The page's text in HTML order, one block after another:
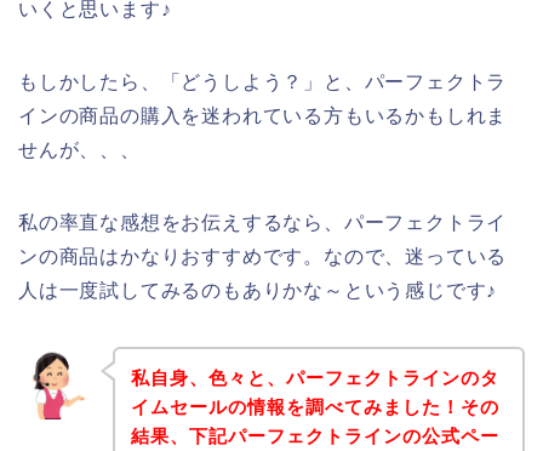
いくと思います♪
もしかしたら、「どうしよう？」と、パーフェクトラ
インの商品の購入を迷われている方もいるかもしれま
せんが、、、
私の率直な感想をお伝えするなら、パーフェクトライ
ンの商品はかなりおすすめです。なので、迷っている
人は一度試してみるのもありかな～という感じです♪
私自身、色々と、パーフェクトラインのタ
イムセールの情報を調べてみました！その
結果、下記パーフェクトラインの公式ペー